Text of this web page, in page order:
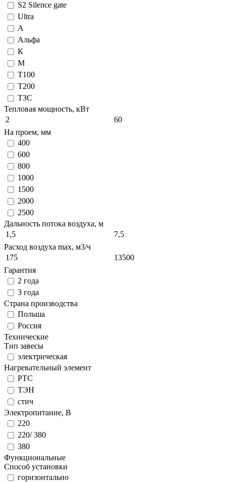
S2 Silence gate
Ultra
А
Альфа
К
М
Т100
Т200
ТЗС
Тепловая мощность, кВт
2
60
На проем, мм
400
600
800
1000
1500
2000
2500
Дальность потока воздуха, м
1,5
7,5
Расход воздуха max, м3/ч
175
13500
Гарантия
2 года
3 года
Страна производства
Польша
Россия
Технические
Тип завесы
электрическая
Нагревательный элемент
РТС
ТЭН
стич
Электропитание, В
220
220/ 380
380
Функциональные
Способ установки
горизонтально